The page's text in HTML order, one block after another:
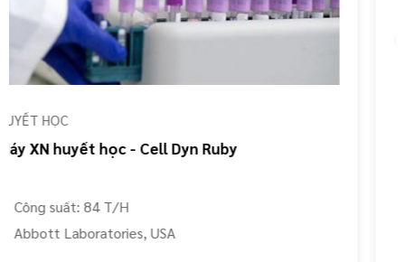
Máy XN huyết học - Alinity h